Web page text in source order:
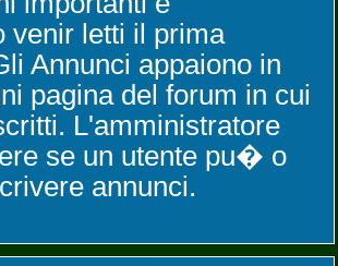
venir letti il prima
Annunci appaiono in
pagina del forum in cui
L'amministratore
se un utente pu� o
annunci.